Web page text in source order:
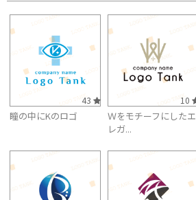
43
瞳の中にKのロゴ
10
Ｗをモチーフにしたエ
レガ...